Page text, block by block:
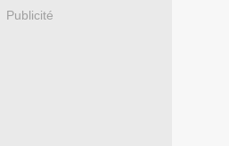
Publicité